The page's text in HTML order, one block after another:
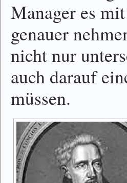
Manager es
genauer
nicht nur
auch darauf
müssen.